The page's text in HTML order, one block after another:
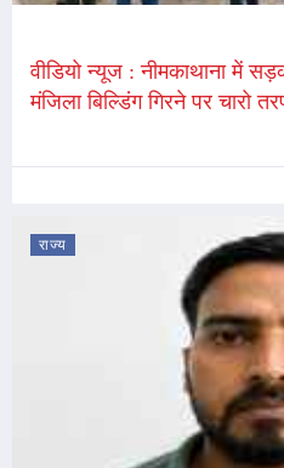
वीडियो न्यूज : नीमकाथाना में
मंजिला बिल्डिंग गिरने पर चारो
राज्य